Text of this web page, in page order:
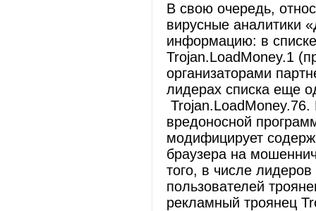
В свою очередь,
вирусные аналитики
информацию: в
Trojan.LoadMoney.1
организаторами
лидерах списка еще
вредоносной
модифицирует
браузера на
того, в числе
пользователей
рекламный троянец